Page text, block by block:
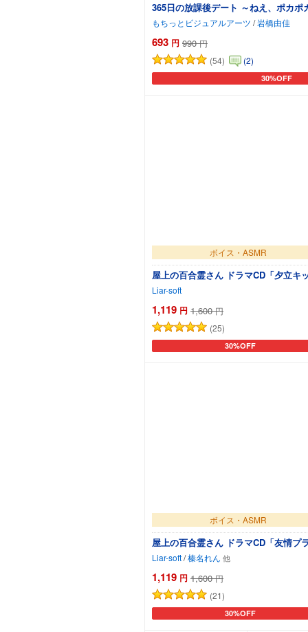
365日の放課後デート ～ねえ、ポカポ
もちっとビジュアルアーツ /岩橋由佳
693 円 990 円
(54)
(2)
30%OFF
カートに追加
ボイス・ASMR
屋上の百合霊さん ドラマCD「夕立キ
Liar-soft
1,119 円 1,600 円
(25)
30%OFF
カートに追加
ボイス・ASMR
屋上の百合霊さん ドラマCD「友情プ
Liar-soft/榛名れん
1,119 円 1,600 円
(21)
30%OFF
カートに追加